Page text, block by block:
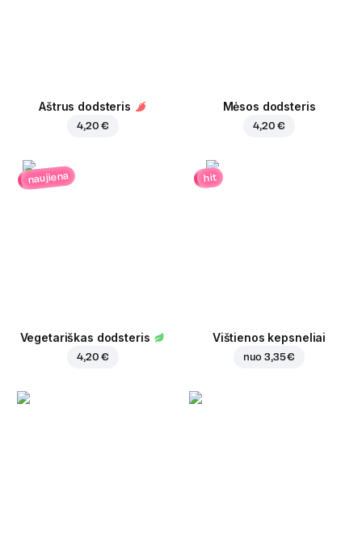
Aštrus dodsteris
4,20 €
Mėsos dodsteris
4,20 €
naujiena
Vegetariškas dodsteris
4,20 €
hit
Vištienos kepsneliai
nuo3,35 €